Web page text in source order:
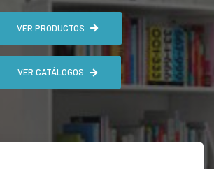
VER PRODUCTOS
VER CATÁLOGOS